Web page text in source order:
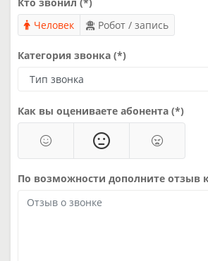
Человек
Робот / запись
Категория звонка (*)
Как вы оцениваете абонента (*)
По возможности дополните отзыв